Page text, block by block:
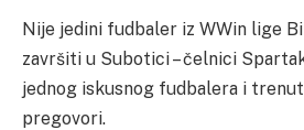
Nije jedini fudbaler iz WWin lige
završiti u Subotici – čelnici
jednog iskusnog fudbalera i
pregovori.